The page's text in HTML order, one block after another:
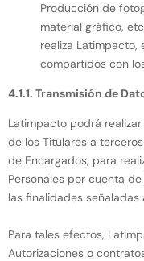
Producción de
material gráfico,
realiza Latimpacto,
compartidos con
4.1.1. Transmisión de
Latimpacto podrá
de los Titulares a
de Encargados, para
Personales por cuenta
las finalidades señaladas
Para tales efectos,
Autorizaciones o